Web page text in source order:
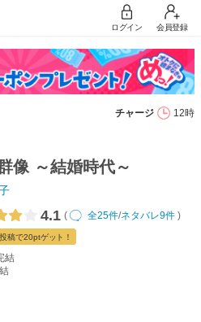
ログイン 会員登録
チャージ 12時
像 ～結婚時代～
4.1 ( 全25件/ネタバレ9件 )
投稿で20ptゲット！
結